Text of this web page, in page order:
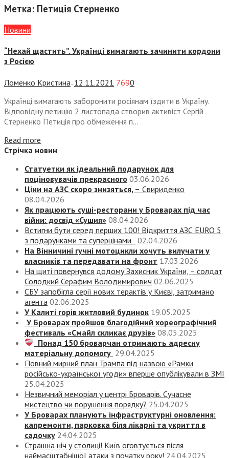
Метка: Петиція Стерненко
Новини
“Нехай щастить”. Українці вимагають зачинити кордони
з Росією
Ломенко Кристина — 12.11.2021 7690
Українці вимагають заборонити росіянам їздити в Україну.
Відповідну петицію 2 листопада створив активіст Сергій
Стерненко Петиція про обмеження п...
Read more
Стрічка новин
Статуетки як ідеальний подарунок для
поціновувачів прекрасного 03.06.2026
Ціни на АЗС скоро знизяться, – Свириденко
08.04.2026
Як працюють суші-ресторани у Броварах під час
війни: досвід «Сушия» 08.04.2026
Встигни бути серед перших 100! Відкриття АЗС EURO 5
з подарунками та суперцінами
02.04.2026
На Вінничині гучні мотоцикли хочуть вилучати у
власників та передавати на фронт 17.03.2026
На щиті повернувся додому Захисник України, – солдат
Солодкий Серафим Володимирович 02.06.2025
СБУ запобігла серії нових терактів у Києві, затримано
агента 02.06.2025
У Калиті горів житловий будинок 19.05.2025
У Броварах пройшов благодійний хореографічний
фестиваль «Смайл скликає друзів» 08.05.2025
Понад 150 броварчан отримають адресну
матеріальну допомогу 29.04.2025
Повний мирний план Трампа під назвою «‎Рамки
російсько-української угоди» вперше опублікували в ЗМІ
25.04.2025
Незвичний меморіал у центрі Броварів. Сучасне
мистецтво чи порушення порядку? 25.04.2025
У Броварах планують інфраструктурні оновлення:
капремонти, парковка біля лікарні та укриття в
садочку 24.04.2025
Страшна ніч у столиці! Київ оговтується після
наймасштабнішої атаки з початку року! 24.04.2025